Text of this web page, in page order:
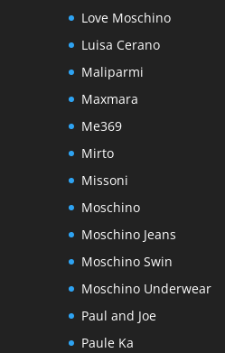
Love Moschino
Luisa Cerano
Maliparmi
Maxmara
Me369
Mirto
Missoni
Moschino
Moschino Jeans
Moschino Swin
Moschino Underwear
Paul and Joe
Paule Ka